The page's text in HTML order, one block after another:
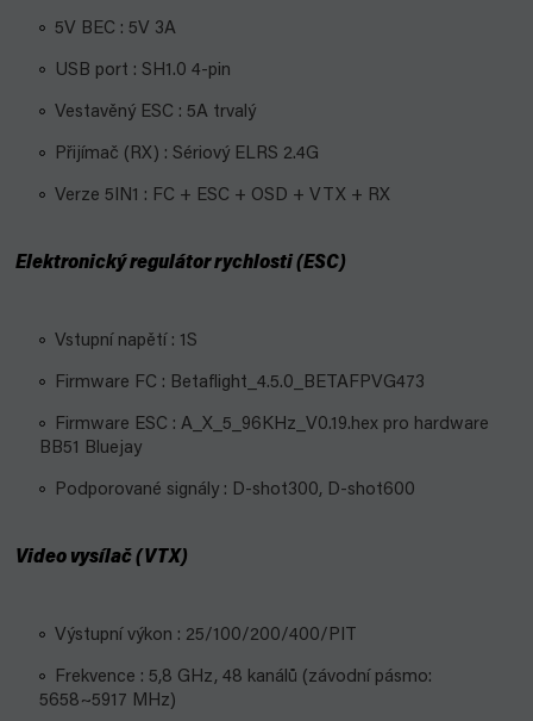
5V BEC : 5V 3A
USB port : SH1.0 4-pin
Vestavěný ESC : 5A trvalý
Přijímač (RX) : Sériový ELRS 2.4G
Verze 5IN1 : FC + ESC + OSD + VTX + RX
Elektronický regulátor rychlosti (ESC)
Vstupní napětí : 1S
Firmware FC : Betaflight_4.5.0_BETAFPVG473
Firmware ESC : A_X_5_96KHz_V0.19.hex pro hardware
BB51 Bluejay
Podporované signály : D-shot300, D-shot600
Video vysílač (VTX)
Výstupní výkon : 25/100/200/400/PIT
Frekvence : 5,8 GHz, 48 kanálů (závodní pásmo:
5658~5917 MHz)